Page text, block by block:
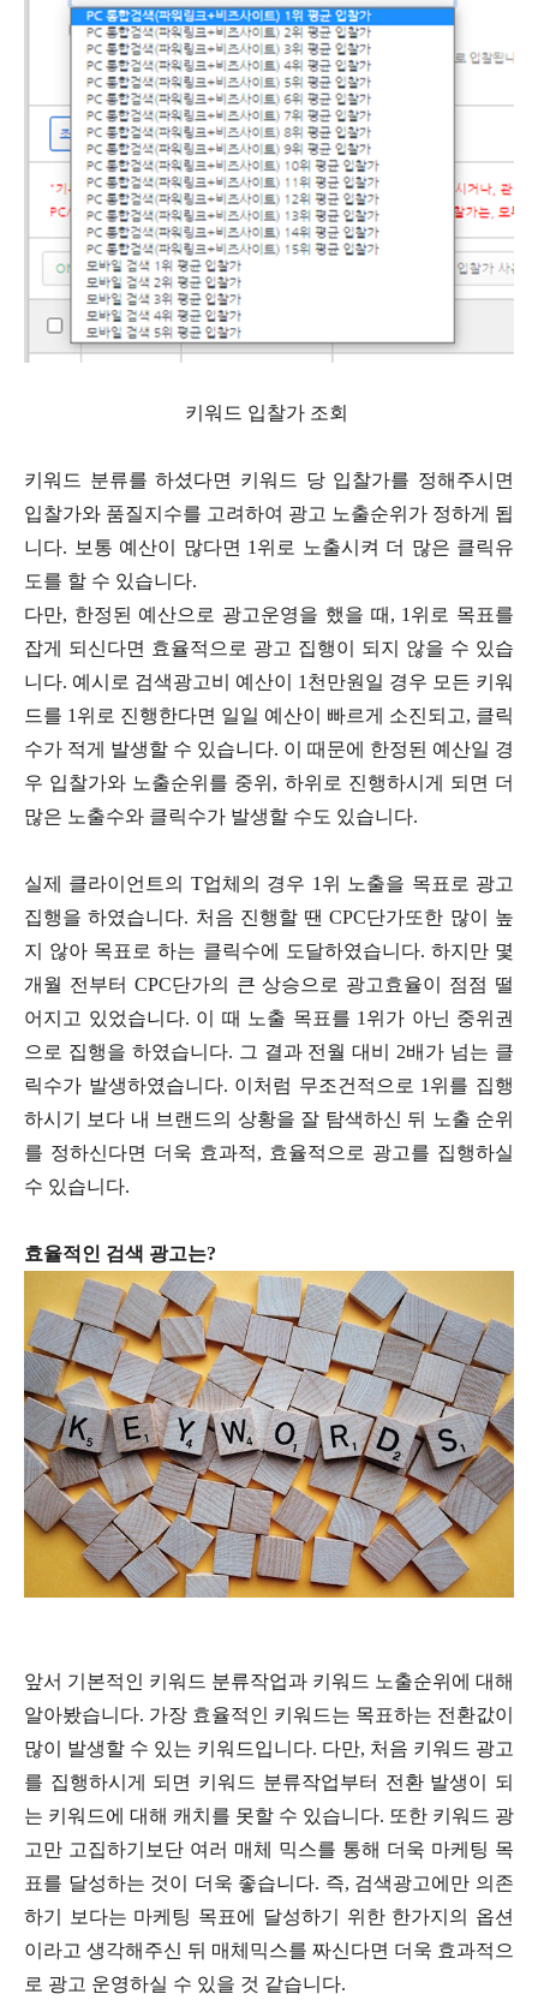
키워드 입찰가 조회
키워드 분류를 하셨다면 키워드 당 입찰가를 정해주시면
입찰가와 품질지수를 고려하여 광고 노출순위가 정하게 됩
니다. 보통 예산이 많다면 1위로 노출시켜 더 많은 클릭유
도를 할 수 있습니다.
다만, 한정된 예산으로 광고운영을 했을 때, 1위로 목표를
잡게 되신다면 효율적으로 광고 집행이 되지 않을 수 있습
니다. 예시로 검색광고비 예산이 1천만원일 경우 모든 키워
드를 1위로 진행한다면 일일 예산이 빠르게 소진되고, 클릭
수가 적게 발생할 수 있습니다. 이 때문에 한정된 예산일 경
우 입찰가와 노출순위를 중위, 하위로 진행하시게 되면 더
많은 노출수와 클릭수가 발생할 수도 있습니다.
실제 클라이언트의 T업체의 경우 1위 노출을 목표로 광고
집행을 하였습니다. 처음 진행할 땐 CPC단가또한 많이 높
지 않아 목표로 하는 클릭수에 도달하였습니다. 하지만 몇
개월 전부터 CPC단가의 큰 상승으로 광고효율이 점점 떨
어지고 있었습니다. 이 때 노출 목표를 1위가 아닌 중위권
으로 집행을 하였습니다. 그 결과 전월 대비 2배가 넘는 클
릭수가 발생하였습니다. 이처럼 무조건적으로 1위를 집행
하시기 보다 내 브랜드의 상황을 잘 탐색하신 뒤 노출 순위
를 정하신다면 더욱 효과적, 효율적으로 광고를 집행하실
수 있습니다.
효율적인 검색 광고는?
앞서 기본적인 키워드 분류작업과 키워드 노출순위에 대해
알아봤습니다. 가장 효율적인 키워드는 목표하는 전환값이
많이 발생할 수 있는 키워드입니다. 다만, 처음 키워드 광고
를 집행하시게 되면 키워드 분류작업부터 전환 발생이 되
는 키워드에 대해 캐치를 못할 수 있습니다. 또한 키워드 광
고만 고집하기보단 여러 매체 믹스를 통해 더욱 마케팅 목
표를 달성하는 것이 더욱 좋습니다. 즉, 검색광고에만 의존
하기 보다는 마케팅 목표에 달성하기 위한 한가지의 옵션
이라고 생각해주신 뒤 매체믹스를 짜신다면 더욱 효과적으
로 광고 운영하실 수 있을 것 같습니다.